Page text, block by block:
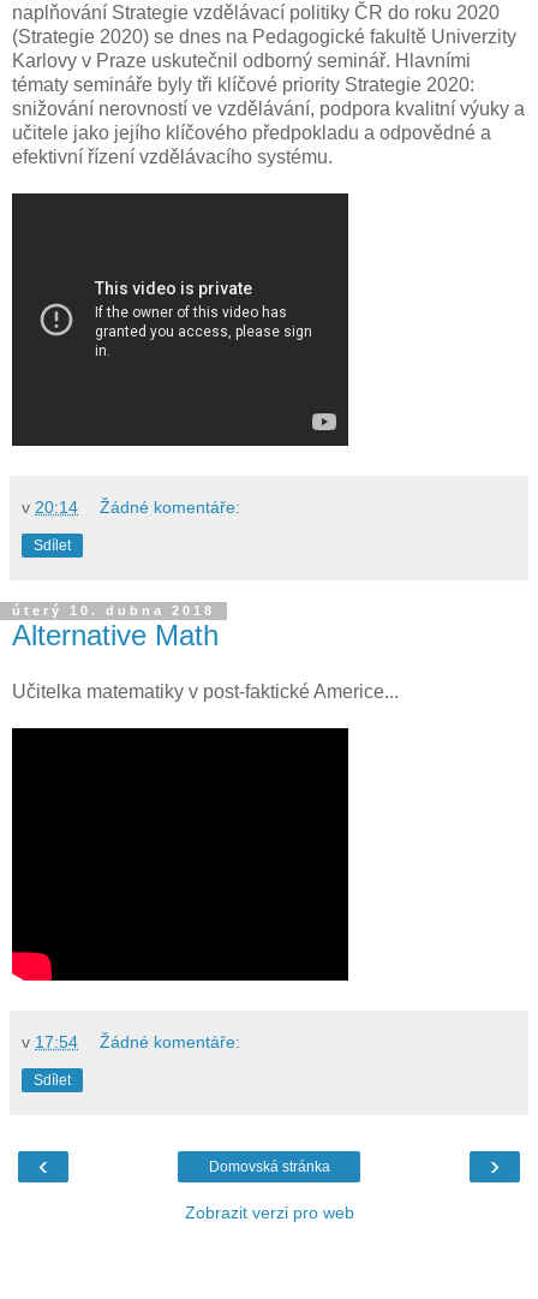
naplňování Strategie vzdělávací politiky ČR do roku 2020
(Strategie 2020) se dnes na Pedagogické fakultě Univerzity
Karlovy v Praze uskutečnil odborný seminář. Hlavními
tématy semináře byly tři klíčové priority ​Strategie 2020:
snižování nerovností ve vzdělávání, podpora kvalitní výuky a
učitele jako jejího klíčového předpokladu a odpovědné a
efektivní řízení vzdělávacího systému.
v 20:14 Žádné komentáře:
Sdílet
úterý 10. dubna 2018
Alternative Math
Učitelka matematiky v post-faktické Americe...
v 17:54 Žádné komentáře:
Sdílet
‹ ›
Domovská stránka
Zobrazit verzi pro web